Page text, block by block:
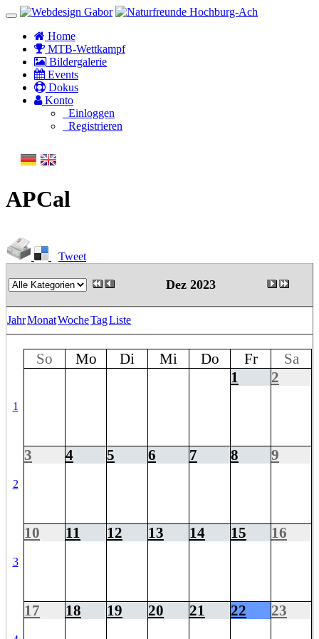
Home
MTB-Wettkampf
Bildergalerie
Events
Dokus
Konto
Einloggen
Registrieren
APCal
Tweet
Dez 2023
JahrMonatWocheTagListe
So Mo Di Mi Do Fr Sa
1
1 2
2
3 4 5 6 7 8 9
3
10 11 12 13 14 15 16
17 18 19 20 21 22 23